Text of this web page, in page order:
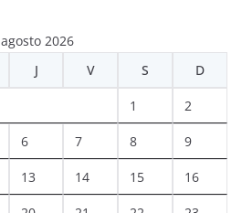
agosto 2026
J V S D
1 2
6 7 8 9
13 14 15 16